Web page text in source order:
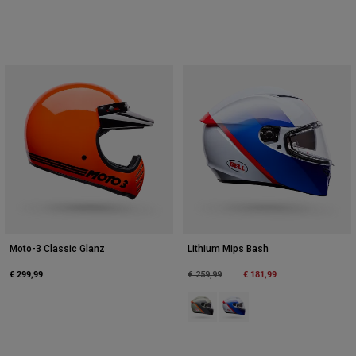
Moto-3 Classic Glanz
€ 299,99
Lithium Mips Bash
Price reduced from
€ 259,99to € 181,99
Product swatch type of Grau/
Product swatch type of